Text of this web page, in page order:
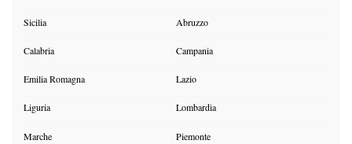
Sicilia Abruzzo
Calabria Campania
Emilia Romagna Lazio
Liguria Lombardia
Marche Piemonte